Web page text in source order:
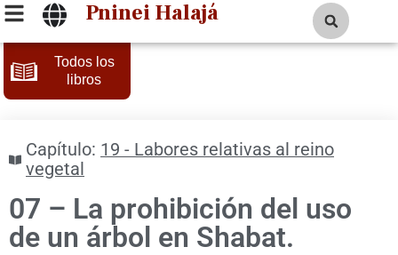
Pninei Halajá
Todos los
libros
Capítulo: 19 - Labores relativas al reino
vegetal
07 – La prohibición del uso
de un árbol en Shabat.